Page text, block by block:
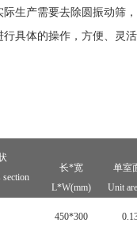
生产需要去除圆振动筛
具体的操作，方便、灵
section
长*宽
L*W(mm)
单室
Unit
450*300